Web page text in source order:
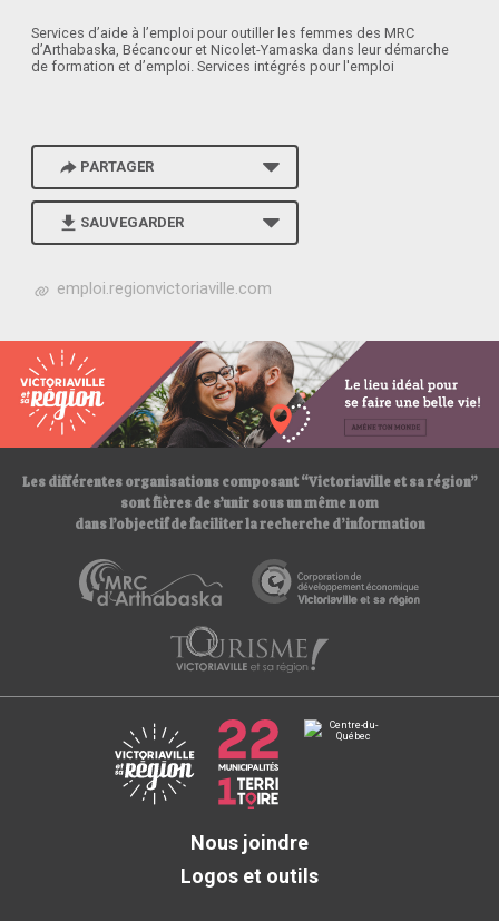
Services d’aide à l’emploi pour outiller les femmes des MRC
d’Arthabaska, Bécancour et Nicolet-Yamaska dans leur démarche
de formation et d’emploi. Services intégrés pour l'emploi
PARTAGER
SAUVEGARDER
h
p
s
:
/
/
emploi.regionvictoriaville.com
Les différentes organisations composant “Victoriaville et sa région”
sont fières de s’unir sous un même nom
dans l’objectif de faciliter la recherche d’information
Nous joindre
Logos et outils